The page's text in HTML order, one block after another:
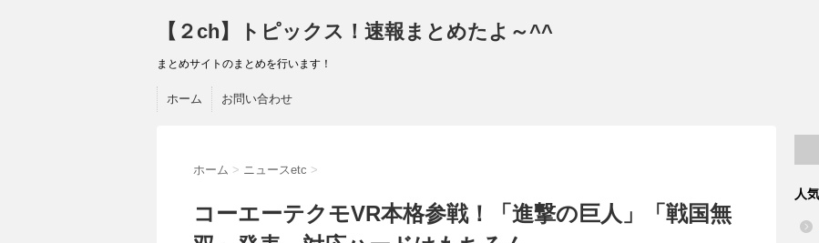
【２ch】トピックス！速報まとめたよ～^^
まとめサイトのまとめを行います！
ホーム お問い合わせ
ホーム > ニュースetc >
コーエーテクモVR本格参戦！「進撃の巨人」「戦国無
人